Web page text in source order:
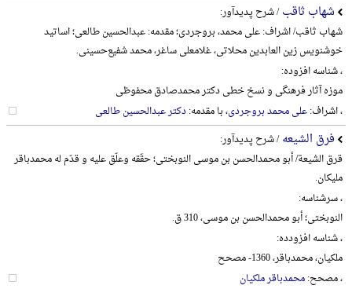
شهاب ثاقب/ شرح پدیدآور:
شهاب ثاقب/ اشراف: علی محمد، بروجردی؛ مقدمه: عبدالحسین طالعی؛ اساتید
خوشنویس زین العابدین محلاتی، غلامعلی ساغر، محمد شفیع‌حسینی.
، شناسه افزوده:
موزه آثار فرهنگی و نسخ خطی دکتر محمدصادق محفوظی
، اشراف:علی محمد بروجردی، با مقدمه:دکتر عبدالحسین طالعی
فرق الشیعه/ شرح پدیدآور:
قرق الشیعة/ أبو محمدالحسن بن موسی النوبختی؛ حقّقه وعلّق علیه و قدّم له محمدباقر
ملیکان.
، سرشناسه:
النوبختی؛ أبو محمدالحسن بن موسی، 310 ق.
، شناسه افزودده:
ملکیان، محمدباقر، 1360- مصحح
، مصحح:محمدباقر ملکیان